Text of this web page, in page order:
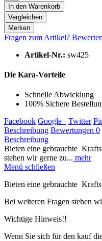
In den Warenkorb
Vergleichen
Merken
Schnelle Abwicklung
Facebook Google+ Twitter
Beschreibung
Beschreibung
Bieten eine gebrauchte
stehen wir gerne zu...